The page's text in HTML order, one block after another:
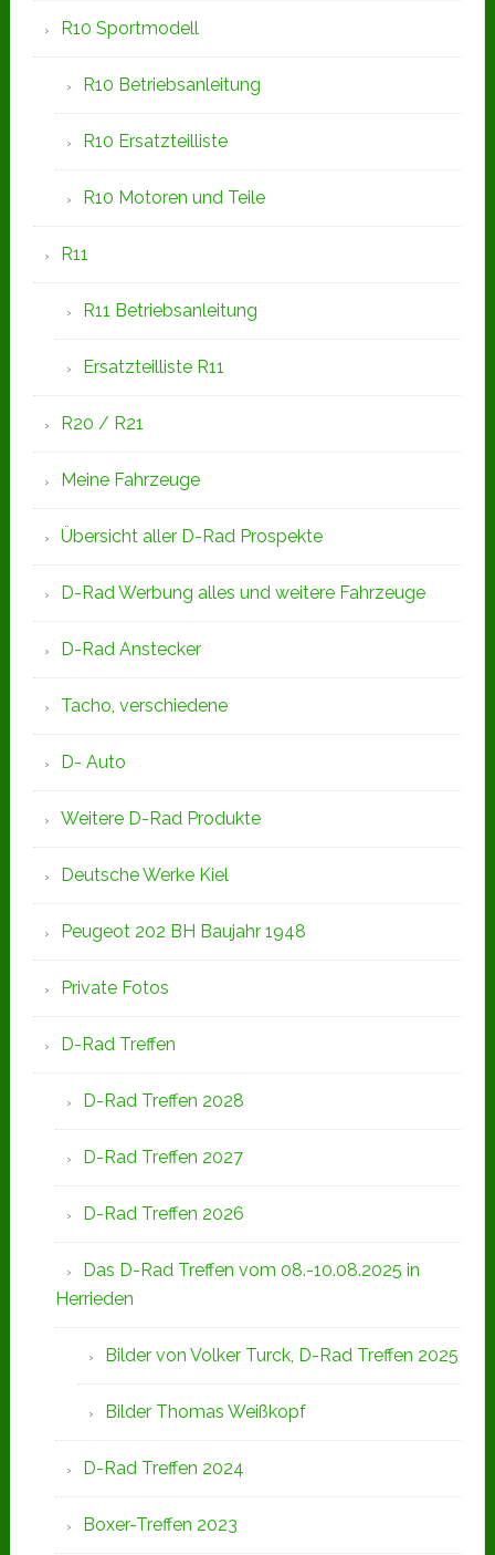
R10 Sportmodell
R10 Betriebsanleitung
R10 Ersatzteilliste
R10 Motoren und Teile
R11
R11 Betriebsanleitung
Ersatzteilliste R11
R20 / R21
Meine Fahrzeuge
Übersicht aller D-Rad Prospekte
D-Rad Werbung alles und weitere Fahrzeuge
D-Rad Anstecker
Tacho, verschiedene
D- Auto
Weitere D-Rad Produkte
Deutsche Werke Kiel
Peugeot 202 BH Baujahr 1948
Private Fotos
D-Rad Treffen
D-Rad Treffen 2028
D-Rad Treffen 2027
D-Rad Treffen 2026
Das D-Rad Treffen vom 08.-10.08.2025 in
Herrieden
Bilder von Volker Turck, D-Rad Treffen 2025
Bilder Thomas Weißkopf
D-Rad Treffen 2024
Boxer-Treffen 2023